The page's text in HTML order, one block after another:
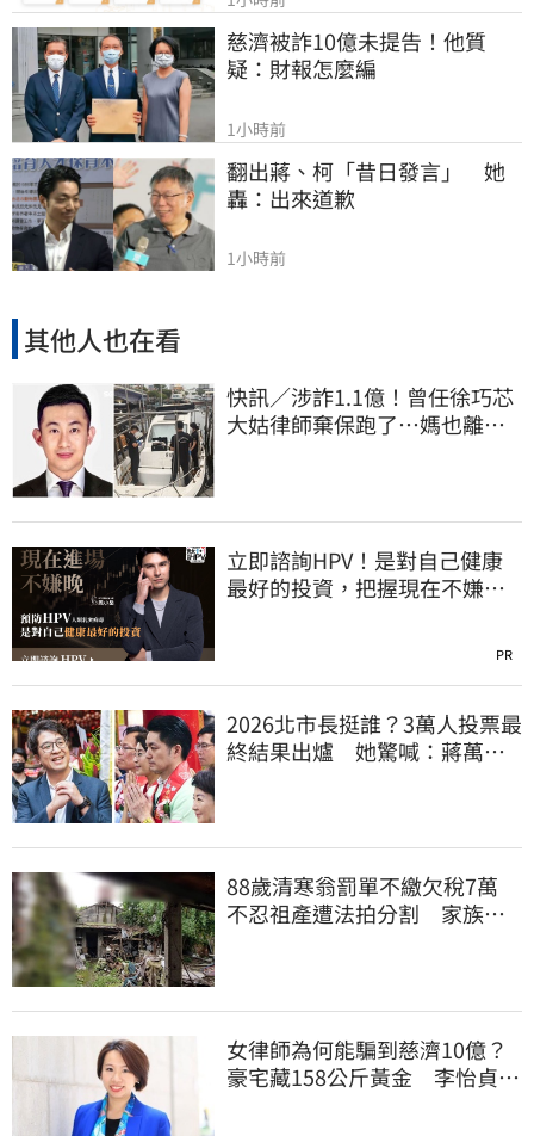
慈濟被詐10億未提告！他質
疑：財報怎麼編
1小時前
翻出蔣、柯「昔日發言」　她
轟：出來道歉
1小時前
其他人也在看
快訊／涉詐1.1億！曾任徐巧芯
大姑律師棄保跑了…媽也離
立即諮詢HPV！是對自己健康
最好的投資，把握現在不嫌
PR
2026北市長挺誰？3萬人投票最
終結果出爐 她驚喊：蔣萬安
88歲清寒翁罰單不繳欠稅7萬
不忍祖產遭法拍分割 家族按
女律師為何能騙到慈濟10億？
豪宅藏158公斤黃金 李怡貞驚